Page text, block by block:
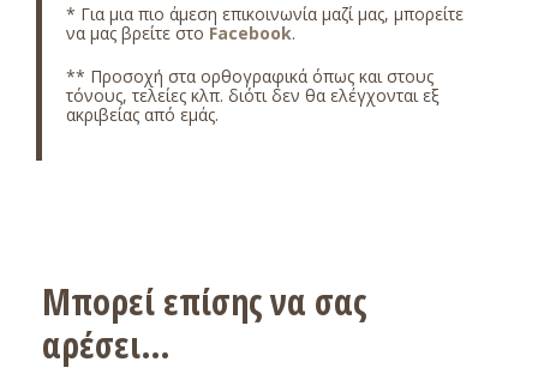
* Για μια πιο άμεση επικοινωνία μαζί μας, μπορείτε
να μας βρείτε στο Facebook.
** Προσοχή στα ορθογραφικά όπως και στους
τόνους, τελείες κλπ. διότι δεν θα ελέγχονται εξ
ακριβείας από εμάς.
Μπορεί επίσης να σας
αρέσει…